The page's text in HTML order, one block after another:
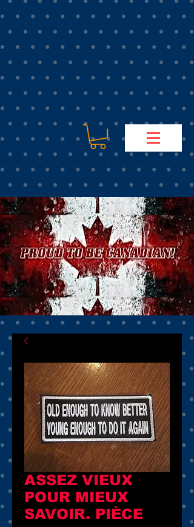
ASSEZ VIEUX
POUR MIEUX
SAVOIR. PIÈCE